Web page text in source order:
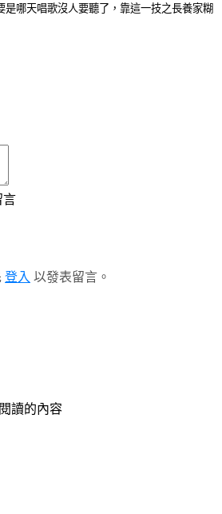
是哪天唱歌沒人要聽了，靠這一技之長養家糊
言
登入 以發表留言。
讀的內容